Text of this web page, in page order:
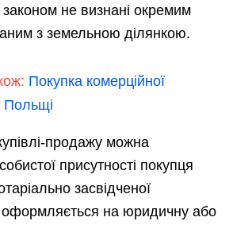
не визнані окремим
з земельною ділянкою.
Покупка комерційної
Польщі
продажу можна
присутності покупця
засвідченої
оформляється на юридичну або